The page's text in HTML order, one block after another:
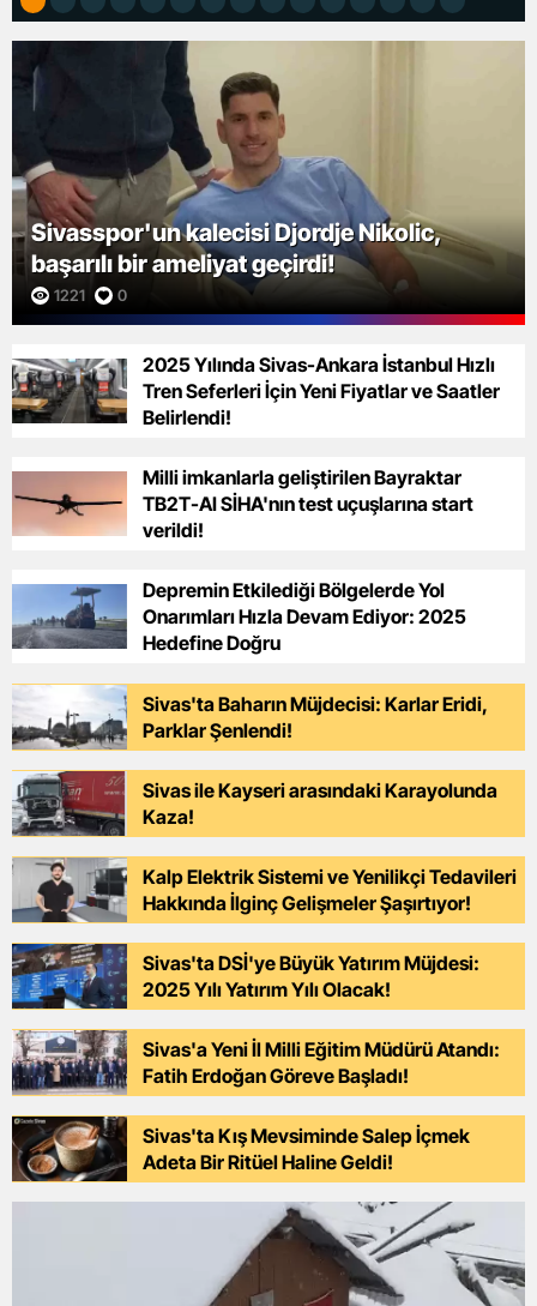
Sivasspor'un kalecisi Djordje Nikolic,
başarılı bir ameliyat geçirdi!
1221 0
2025 Yılında Sivas-Ankara İstanbul Hızlı
Tren Seferleri İçin Yeni Fiyatlar ve Saatler
Belirlendi!
Milli imkanlarla geliştirilen Bayraktar
TB2T-AI SİHA'nın test uçuşlarına start
verildi!
Depremin Etkilediği Bölgelerde Yol
Onarımları Hızla Devam Ediyor: 2025
Hedefine Doğru
Sivas'ta Baharın Müjdecisi: Karlar Eridi,
Parklar Şenlendi!
Sivas ile Kayseri arasındaki Karayolunda
Kaza!
Kalp Elektrik Sistemi ve Yenilikçi Tedavileri
Hakkında İlginç Gelişmeler Şaşırtıyor!
Sivas'ta DSİ'ye Büyük Yatırım Müjdesi:
2025 Yılı Yatırım Yılı Olacak!
Sivas'a Yeni İl Milli Eğitim Müdürü Atandı:
Fatih Erdoğan Göreve Başladı!
Sivas'ta Kış Mevsiminde Salep İçmek
Adeta Bir Ritüel Haline Geldi!